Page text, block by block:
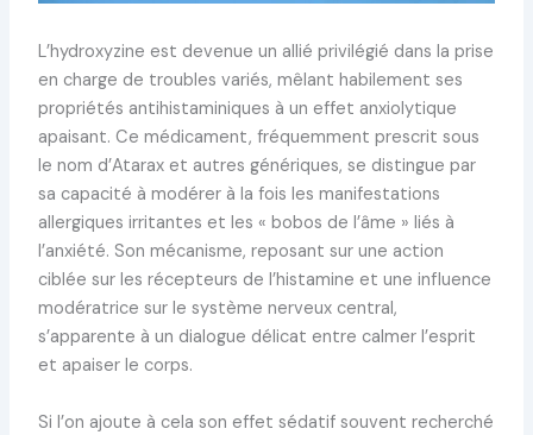
L’hydroxyzine est devenue un allié privilégié dans la prise
en charge de troubles variés, mêlant habilement ses
propriétés antihistaminiques à un effet anxiolytique
apaisant. Ce médicament, fréquemment prescrit sous
le nom d’Atarax et autres génériques, se distingue par
sa capacité à modérer à la fois les manifestations
allergiques irritantes et les « bobos de l’âme » liés à
l’anxiété. Son mécanisme, reposant sur une action
ciblée sur les récepteurs de l’histamine et une influence
modératrice sur le système nerveux central,
s’apparente à un dialogue délicat entre calmer l’esprit
et apaiser le corps.
Si l’on ajoute à cela son effet sédatif souvent recherché